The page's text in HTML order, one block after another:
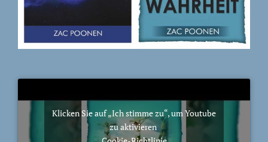
Klicken Sie auf „Ich stimme zu“, um Youtube
zu aktivieren